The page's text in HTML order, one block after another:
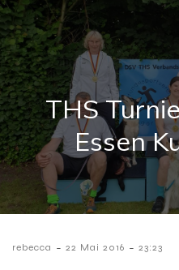
THS
Essen
rebecca - 22 Mai 2016 - 23:23